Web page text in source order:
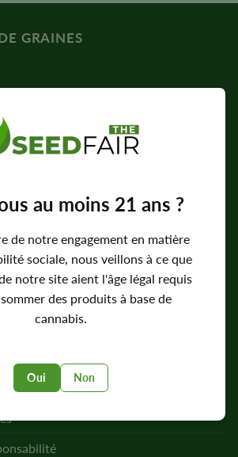
au moins 21 ans ?
de notre engagement en matière
sociale, nous veillons à ce que
notre site aient l'âge légal requis
des produits à base de
cannabis.
Oui Non
GRAINES
en THC